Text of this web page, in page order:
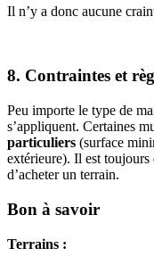
Il n’y a donc aucune
8. Contraintes et
Peu importe le type de
s’appliquent. Certaines
particuliers (surface
extérieure). Il est
d’acheter un terrain.
Bon à savoir
Terrains :